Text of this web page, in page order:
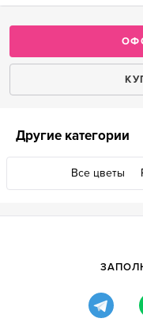
Другие категории
Все цветы